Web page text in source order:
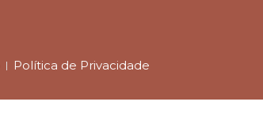
Política de Privacidade